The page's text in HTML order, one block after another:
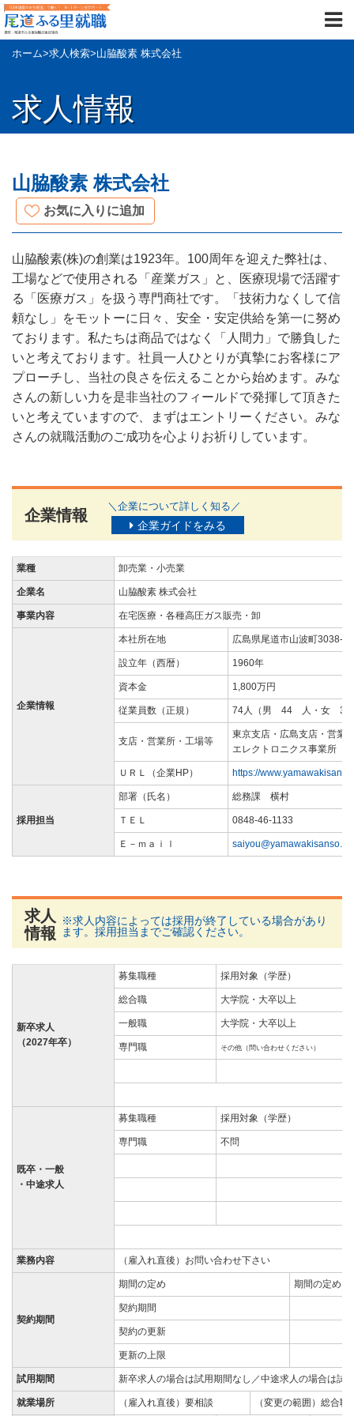
ホーム>求人検索>山脇酸素 株式会社
求人情報
山脇酸素 株式会社
お気に入りに追加
山脇酸素(株)の創業は1923年。100周年を迎えた弊社は、
工場などで使用される「産業ガス」と、医療現場で活躍す
る「医療ガス」を扱う専門商社です。「技術力なくして信
頼なし」をモットーに日々、安全・安定供給を第一に努め
ております。私たちは商品ではなく「人間力」で勝負した
いと考えております。社員一人ひとりが真摯にお客様にア
プローチし、当社の良さを伝えることから始めます。みな
さんの新しい力を是非当社のフィールドで発揮して頂きた
いと考えていますので、まずはエントリーください。みな
さんの就職活動のご成功を心よりお祈りしています。
企業情報
＼企業について詳しく知る／
企業ガイドをみる
業種 卸売業・小売業
企業名 山脇酸素 株式会社
事業内容 在宅医療・各種高圧ガス販売・卸
企業情報
本社所在地 広島県尾道市山波町3038-3
設立年（西暦） 1960年
資本金 1,800万円
従業員数（正規） 74人（男 44 人・女
支店・営業所・工場等
東京支店・広島支店・営業
エレクトロニクス事業所（
ＵＲＬ（企業HP） https://
採用担当
部署（氏名） 総務課 横村
ＴＥＬ 0848-46-1133
Ｅ－ｍａｉｌ
求人
情報
※求人内容によっては採用が終了している場合があり
ます。採用担当までご確認ください。
新卒求人
（2027年卒）
募集職種 採用対象（学歴）
総合職 大学院・大卒以上
一般職 大学院・大卒以上
専門職 その他（問い合わせください）
既卒・一般
・中途求人
募集職種 採用対象（学歴）
専門職 不問
業務内容 （雇入れ直後）お問い合わせ下さい
契約期間
期間の定め 期間の定めな
契約期間
契約の更新
更新の上限
試用期間 新卒求人の場合は試用期間なし／中途求人の場合は試
就業場所 （雇入れ直後）要相談 （変更の範囲）総合